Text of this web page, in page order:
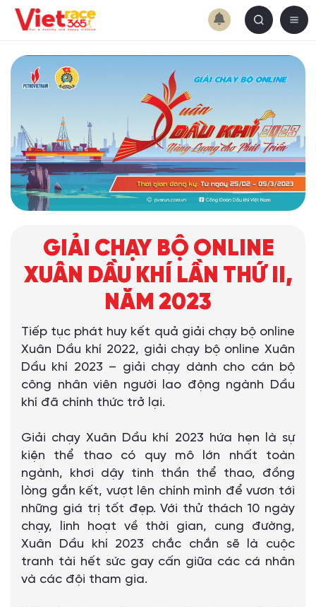
GIẢI CHẠY BỘ ONLINE
XUÂN DẦU KHÍ LẦN THỨ II,
NĂM 2023
Tiếp tục phát huy kết quả giải chạy bộ online
Xuân Dầu khí 2022, giải chạy bộ online Xuân
Dầu khí 2023 – giải chạy dành cho cán bộ
công nhân viên người lao động ngành Dầu
khí đã chính thức trở lại.
Giải chạy Xuân Dầu khí 2023 hứa hẹn là sự
kiện thể thao có quy mô lớn nhất toàn
ngành, khơi dậy tinh thần thể thao, đồng
lòng gắn kết, vượt lên chính mình để vươn tới
những giá trị tốt đẹp. Với thử thách 10 ngày
chạy, linh hoạt về thời gian, cung đường,
Xuân Dầu khí 2023 chắc chắn sẽ là cuộc
tranh tài hết sức gay cấn giữa các cá nhân
và các đội tham gia.